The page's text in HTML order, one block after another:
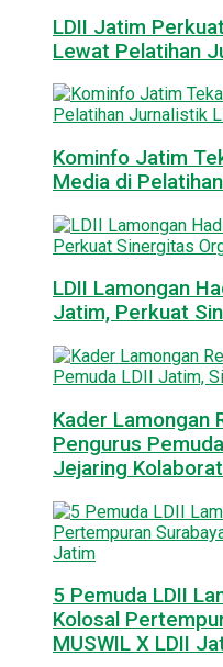
LDII Jatim
Lewat Pelatihan
Kominfo Jatim
Media di
LDII Lamongan
Jatim, Perkuat
Kader Lamongan
Pengurus
Jejaring
5 Pemuda LDII
Kolosal
MUSWIL X LDII